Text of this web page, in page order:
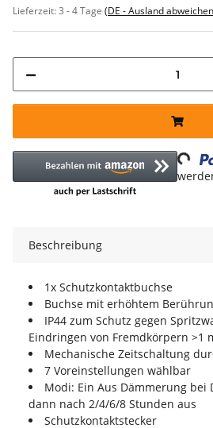
Lieferzeit:3 - 4 Tage (DE - Ausland
Loading...
Beschreibung
1x Schutzkontaktbuchse
Buchse mit erhöhtem
IP44 zum Schutz gegen
Eindringen von Fremdkörpern >1
Mechanische Zeitschaltung
7 Voreinstellungen wählbar
Modi: Ein Aus Dämmerung bei
dann nach 2/4/6/8 Stunden aus
Schutzkontaktstecker